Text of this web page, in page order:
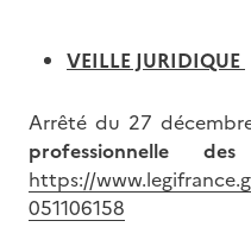
VEILLE JURIDIQUE
Arrêté du 27
professionnelle
https://
051106158